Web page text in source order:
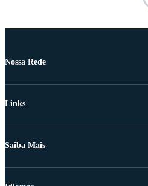
Nossa Rede
Links
Saiba Mais